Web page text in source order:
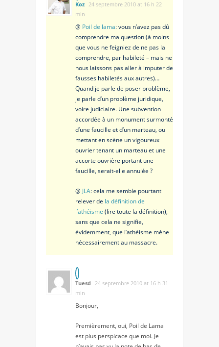
Koz 24 septembre 2010 at 16 h 22
min
@ Poil de lama: vous n’avez pas dû
comprendre ma question (à moins
que vous ne feigniez de ne pas la
comprendre, par habileté – mais ne
nous laissons pas aller à imputer de
fausses habiletés aux autres)…
Quand je parle de poser problème,
je parle d’un problème juridique,
voire judiciaire. Une subvention
accordée à un monument surmonté
d’une faucille et d’un marteau, ou
mettant en scène un vigoureux
ouvrier tenant un marteau et une
accorte ouvrière portant une
faucille, serait-elle annulée ?
@ JLA: cela me semble pourtant
relever de la définition de
l’athéisme (lire toute la définition),
sans que cela ne signifie,
évidemment, que l’athéisme mène
nécessairement au massacre.
Tuesd 24 septembre 2010 at 16 h 31
min
Bonjour,
Premièrement, oui, Poil de Lama
est plus perspicace que moi. Je